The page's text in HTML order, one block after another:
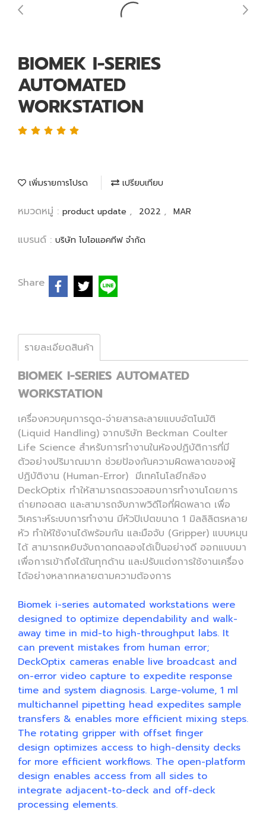
BIOMEK I-SERIES
AUTOMATED
WORKSTATION
เพิ่มรายการโปรด เปรียบเทียบ
หมวดหมู่ : product update , 2022 , MAR
แบรนด์ : บริษัท ไบโอแอคทีฟ จำกัด
Share
รายละเอียดสินค้า
BIOMEK I-SERIES AUTOMATED
WORKSTATION
เครื่องควบคุมการดูด-จ่ายสารละลายแบบอัตโนมัติ
(Liquid Handling) จากบริษัท Beckman Coulter
Life Science สำหรับการทำงานในห้องปฏิบัติการที่มี
ตัวอย่างปริมาณมาก ช่วยป้องกันความผิดพลาดของผู้
ปฏิบัติงาน (Human-Error) มีเทคโนโลยีกล้อง
DeckOptix ทำให้สามารถตรวจสอบการทำงานโดยการ
ถ่ายทอดสด และสามารถจับภาพวิดีโอที่ผิดพลาด เพื่อ
วิเคราะห์ระบบการทำงาน มีหัวปิเปตขนาด 1 มิลลิลิตรหลาย
หัว ทำให้ใช้งานได้พร้อมกัน และมือจับ (Gripper) แบบหมุน
ได้ สามารถหยิบจับถาดทดลองได้เป็นอย่างดี ออกแบบมา
เพื่อการเข้าถึงได้ในทุกด้าน และปรับแต่งการใช้งานเครื่อง
ได้อย่างหลากหลายตามความต้องการ
Biomek i-series automated workstations were
designed to optimize dependability and walk-
away time in mid-to high-throughput labs. It
can prevent mistakes from human error;
DeckOptix cameras enable live broadcast and
on-error video capture to expedite response
time and system diagnosis. Large-volume, 1 ml
multichannel pipetting head expedites sample
transfers & enables more efficient mixing steps.
The rotating gripper with offset finger
design optimizes access to high-density decks
for more efficient workflows. The open-platform
design enables access from all sides to
integrate adjacent-to-deck and off-deck
processing elements.